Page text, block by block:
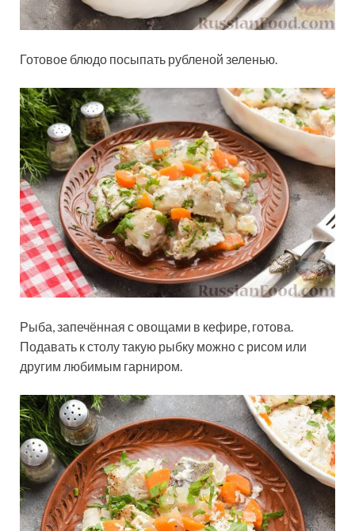
Готовое блюдо посыпать рубленой зеленью.
Рыба, запечённая с овощами в кефире, готова.
Подавать к столу такую рыбку можно с рисом или
другим любимым гарниром.